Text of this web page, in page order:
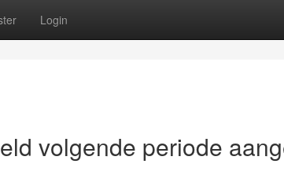
Login
volgende periode